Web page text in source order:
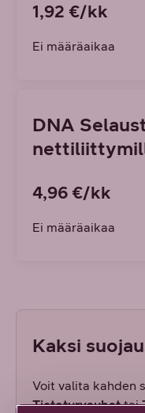
1,92 €/kk
Ei määräaikaa
DNA
4,96 €/kk
Ei määräaikaa
Kaksi
Voit valita kahden
Tietoturvauhattai